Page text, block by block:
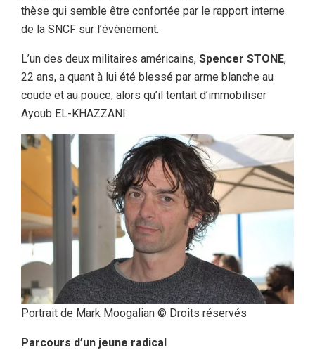
thèse qui semble être confortée par le rapport interne
de la SNCF sur l’évènement.
L’un des deux militaires américains, Spencer STONE,
22 ans, a quant à lui été blessé par arme blanche au
coude et au pouce, alors qu’il tentait d’immobiliser
Ayoub EL-KHAZZANI.
Portrait de Mark Moogalian © Droits réservés
Parcours d’un jeune radical